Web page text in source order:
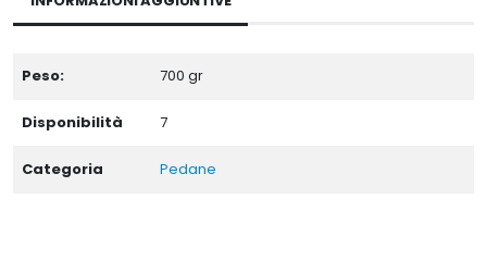
Peso: 700 gr
Disponibilità 7
Categoria Pedane